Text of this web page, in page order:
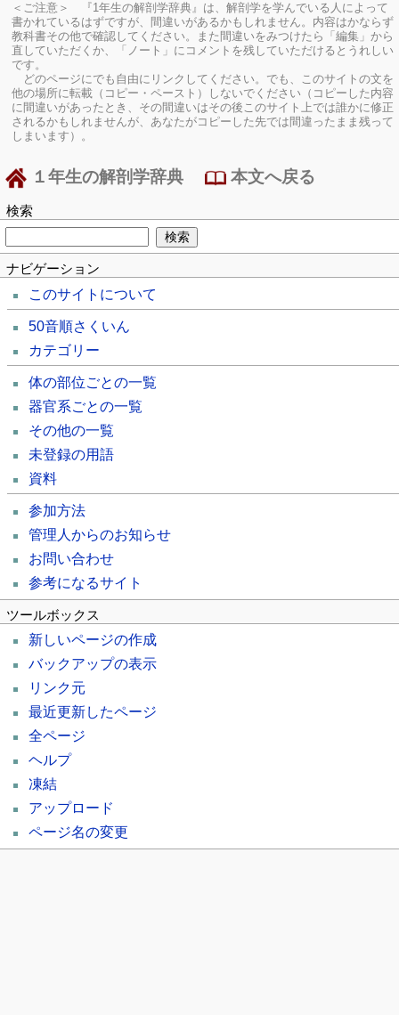
＜ご注意＞ 『1年生の解剖学辞典』は、解剖学を学んでいる人によって
書かれているはずですが、間違いがあるかもしれません。内容はかならず
教科書その他で確認してください。
また間違いをみつけたら「編集」から
直していただくか、「ノート」にコメントを残していただけるとうれしい
です。
どのページにでも自由にリンクしてください。でも、このサイトの文を
他の場所に転載（コピー・ペースト）しないでください（コピーした内容
に間違いがあったとき、その間違いはその後このサイト上では誰かに修正
されるかもしれませんが、あなたがコピーした先では間違ったまま残って
しまいます）。
１年生の解剖学辞典 本文へ戻る
検索
ナビゲーション
このサイトについて
50音順さくいん
カテゴリー
体の部位ごとの一覧
器官系ごとの一覧
その他の一覧
未登録の用語
資料
参加方法
管理人からのお知らせ
お問い合わせ
参考になるサイト
ツールボックス
新しいページの作成
バックアップの表示
リンク元
最近更新したページ
全ページ
ヘルプ
凍結
アップロード
ページ名の変更